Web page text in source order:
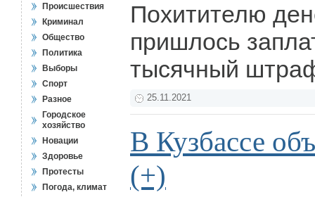
Происшествия
Криминал
Общество
Политика
Выборы
Спорт
Разное
Городское
хозяйство
Новации
Здоровье
Протесты
Погода, климат
Похитителю
пришлось
тысячный
25.11.2021
В Кузбассе
(+)